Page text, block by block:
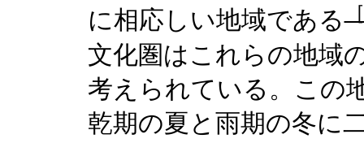
に相応しい地域である
文化圏はこれらの地域
考えられている。この
乾期の夏と雨期の冬に